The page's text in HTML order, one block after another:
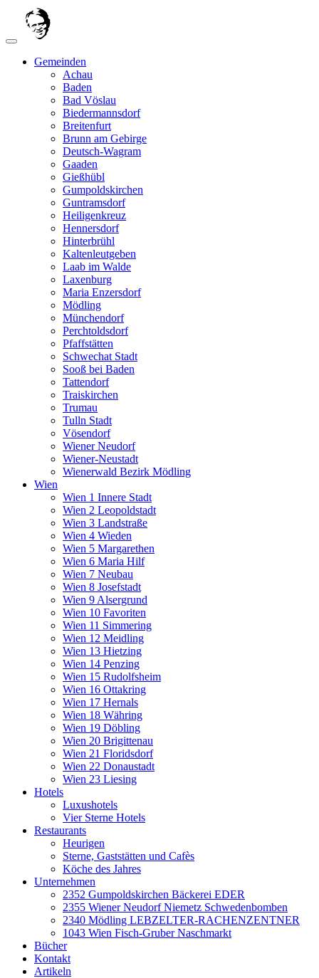
Gemeinden
Achau
Baden
Bad Vöslau
Biedermannsdorf
Breitenfurt
Brunn am Gebirge
Deutsch-Wagram
Gaaden
Gießhübl
Gumpoldskirchen
Guntramsdorf
Heiligenkreuz
Hennersdorf
Hinterbrühl
Kaltenleutgeben
Laab im Walde
Laxenburg
Maria Enzersdorf
Mödling
Münchendorf
Perchtoldsdorf
Pfaffstätten
Schwechat Stadt
Sooß bei Baden
Tattendorf
Traiskirchen
Trumau
Tulln Stadt
Vösendorf
Wiener Neudorf
Wiener-Neustadt
Wienerwald Bezirk Mödling
Wien
Wien 1 Innere Stadt
Wien 2 Leopoldstadt
Wien 3 Landstraße
Wien 4 Wieden
Wien 5 Margarethen
Wien 6 Maria Hilf
Wien 7 Neubau
Wien 8 Josefstadt
Wien 9 Alsergrund
Wien 10 Favoriten
Wien 11 Simmering
Wien 12 Meidling
Wien 13 Hietzing
Wien 14 Penzing
Wien 15 Rudolfsheim
Wien 16 Ottakring
Wien 17 Hernals
Wien 18 Währing
Wien 19 Döbling
Wien 20 Brigittenau
Wien 21 Floridsdorf
Wien 22 Donaustadt
Wien 23 Liesing
Hotels
Luxushotels
Vier Sterne Hotels
Restaurants
Heurigen
Sterne, Gaststätten und Cafès
Köche des Jahres
Unternehmen
2352 Gumpoldskirchen Bäckerei EDER
2355 Wiener Neudorf Niemetz Schwedenbomben
2340 Mödling LEBZELTER-RACHENZENTNER
1043 Wien Fisch-Gruber Naschmarkt
Bücher
Kontakt
Artikeln